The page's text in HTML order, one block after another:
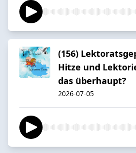
(156)
Hitze und
das überhaupt?
2026-07-05